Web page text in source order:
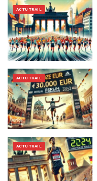
ACTU TRAIL
ACTU TRAIL
ACTU TRAIL